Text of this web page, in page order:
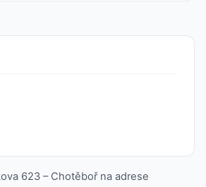
623 – Chotěboř na adrese